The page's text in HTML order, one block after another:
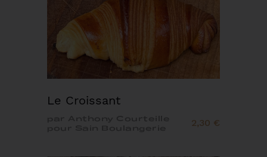
Le Croissant
2,30 €